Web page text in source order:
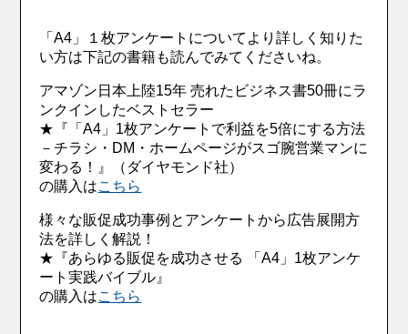
「A4」１枚アンケートについてより詳しく知りた
い方は下記の書籍も読んでみてくださいね。
アマゾン日本上陸15年 売れたビジネス書50冊にラ
ンクインしたベストセラー
★『「A4」1枚アンケートで利益を5倍にする方法
－チラシ・DM・ホームページがスゴ腕営業マンに
変わる！』（ダイヤモンド社）
の購入はこちら
様々な販促成功事例とアンケートから広告展開方
法を詳しく解説！
★『あらゆる販促を成功させる 「A4」1枚アンケ
ート実践バイブル』
の購入はこちら